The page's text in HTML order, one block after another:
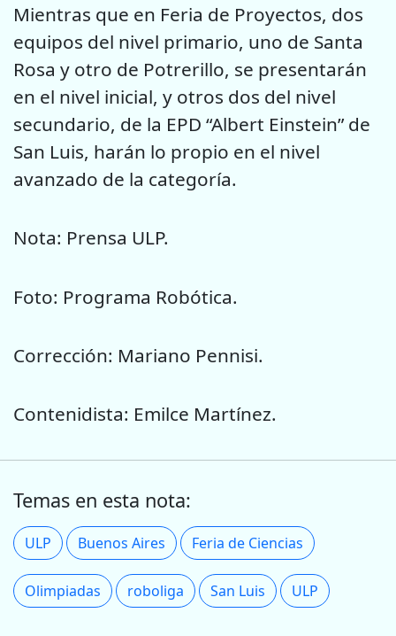
Mientras que en Feria de Proyectos, dos
equipos del nivel primario, uno de Santa
Rosa y otro de Potrerillo, se presentarán
en el nivel inicial, y otros dos del nivel
secundario, de la EPD “Albert Einstein” de
San Luis, harán lo propio en el nivel
avanzado de la categoría.
Nota: Prensa ULP.
Foto: Programa Robótica.
Corrección: Mariano Pennisi.
Contenidista: Emilce Martínez.
Temas en esta nota:
ULP Buenos Aires Feria de Ciencias
Olimpiadas roboliga San Luis ULP